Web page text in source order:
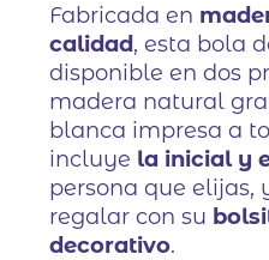
Fabricada en
calidad, esta bola
disponible en dos
madera natural
blanca impresa a
incluye la inicial y
persona que elijas,
regalar con su
decorativo.